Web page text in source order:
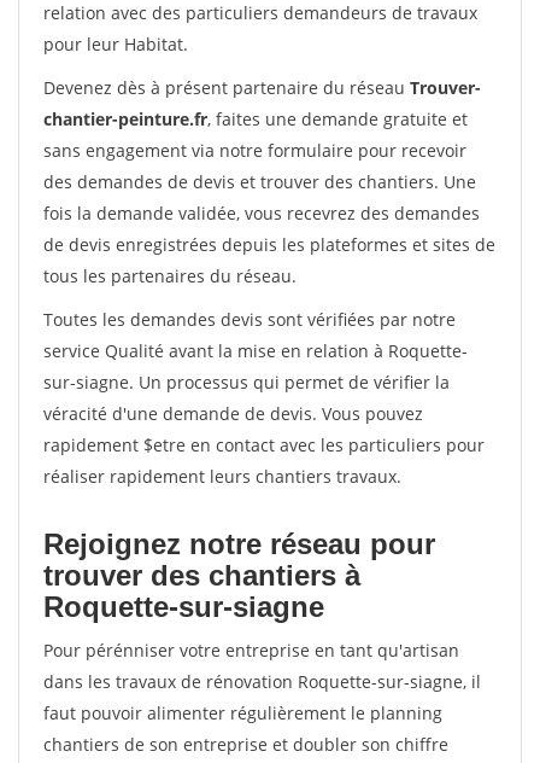
relation avec des particuliers demandeurs de travaux
pour leur Habitat.
Devenez dès à présent partenaire du réseau Trouver-
chantier-peinture.fr, faites une demande gratuite et
sans engagement via notre formulaire pour recevoir
des demandes de devis et trouver des chantiers. Une
fois la demande validée, vous recevrez des demandes
de devis enregistrées depuis les plateformes et sites de
tous les partenaires du réseau.
Toutes les demandes devis sont vérifiées par notre
service Qualité avant la mise en relation à Roquette-
sur-siagne. Un processus qui permet de vérifier la
véracité d'une demande de devis. Vous pouvez
rapidement $etre en contact avec les particuliers pour
réaliser rapidement leurs chantiers travaux.
Rejoignez notre réseau pour
trouver des chantiers à
Roquette-sur-siagne
Pour pérénniser votre entreprise en tant qu'artisan
dans les travaux de rénovation Roquette-sur-siagne, il
faut pouvoir alimenter régulièrement le planning
chantiers de son entreprise et doubler son chiffre